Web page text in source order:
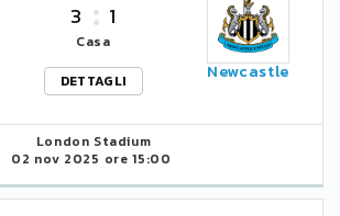
3 1
Casa
DETTAGLI
Newcastle
London Stadium
02 nov 2025 ore 15:00